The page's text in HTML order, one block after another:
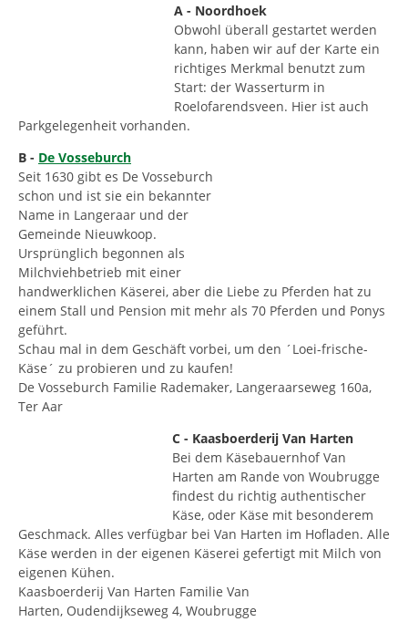
A - Noordhoek
Obwohl überall gestartet werden
kann, haben wir auf der Karte ein
richtiges Merkmal benutzt zum
Start: der Wasserturm in
Roelofarendsveen. Hier ist auch
Parkgelegenheit vorhanden.
B - De Vosseburch
Seit 1630 gibt es De Vosseburch
schon und ist sie ein bekannter
Name in Langeraar und der
Gemeinde Nieuwkoop.
Ursprünglich begonnen als
Milchviehbetrieb mit einer
handwerklichen Käserei, aber die Liebe zu Pferden hat zu
einem Stall und Pension mit mehr als 70 Pferden und Ponys
geführt.
Schau mal in dem Geschäft vorbei, um den ´Loei-frische-
Käse´ zu probieren und zu kaufen!
De Vosseburch Familie Rademaker, Langeraarseweg 160a,
Ter Aar
C - Kaasboerderij Van Harten
Bei dem Käsebauernhof Van
Harten am Rande von Woubrugge
findest du richtig authentischer
Käse, oder Käse mit besonderem
Geschmack. Alles verfügbar bei Van Harten im Hofladen. Alle
Käse werden in der eigenen Käserei gefertigt mit Milch von
eigenen Kühen.
Kaasboerderij Van Harten Familie Van
Harten, Oudendijkseweg 4, Woubrugge